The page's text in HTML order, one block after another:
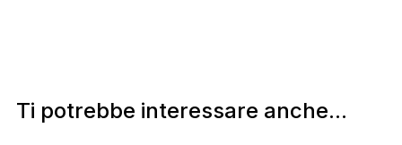
Ti potrebbe interessare anche...